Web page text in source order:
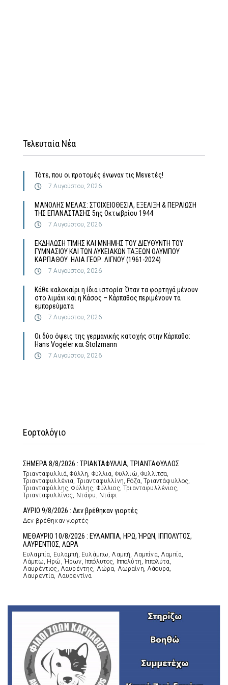
Τελευταία Νέα
Τότε, που οι προτομές ένωναν τις Μενετές!
7 Αυγούστου, 2026
MΑΝΟΛΗΣ ΜΕΛΑΣ: ΣΤΟΙΧΕΙΟΘΕΣΙΑ, ΕΞΕΛΙΞΗ & ΠΕΡΑΙΩΣΗ
ΤΗΣ ΕΠΑΝΑΣΤΑΣΗΣ 5ης Οκτωβρίου 1944
7 Αυγούστου, 2026
ΕΚΔΗΛΩΣΗ ΤΙΜΗΣ ΚΑΙ ΜΝΗΜΗΣ ΤΟΥ ΔΙΕΥΘΥΝΤΗ ΤΟΥ
ΓΥΜΝΑΣΙΟΥ ΚΑΙ ΤΩΝ ΛΥΚΕΙΑΚΩΝ ΤΑΞΕΩΝ ΟΛΥΜΠΟΥ
ΚΑΡΠΑΘΟΥ ΗΛΙΑ ΓΕΩΡ. ΛΙΓΝΟΥ (1961-2024)
7 Αυγούστου, 2026
Κάθε καλοκαίρι η ίδια ιστορία: Όταν τα φορτηγά μένουν
στο λιμάνι και η Κάσος – Κάρπαθος περιμένουν τα
εμπορεύματα
7 Αυγούστου, 2026
Οι δύο όψεις της γερμανικής κατοχής στην Κάρπαθο:
Hans Vogeler και Stolzmann
7 Αυγούστου, 2026
Εορτολόγιο
ΣΗΜΕΡΑ 8/8/2026 : ΤΡΙΑΝΤΑΦΥΛΛΙΑ, ΤΡΙΑΝΤΑΦΥΛΛΟΣ
Τριανταφυλλιά, Φύλλη, Φύλλια, Φυλλιώ, Φυλλίτσα,
Τριανταφυλλένια, Τριανταφυλλίνη, Ρόζα, Τριαντάφυλλος,
Τριανταφύλλης, Φύλλης, Φύλλιος, Τριανταφυλλένιος,
Τριανταφυλλίνος, Ντάφυ, Ντάφι
ΑΥΡΙΟ 9/8/2026 : Δεν βρέθηκαν γιορτές
Δεν βρέθηκαν γιορτές
ΜΕΘΑΥΡΙΟ 10/8/2026 : ΕΥΛΑΜΠΙΑ, ΗΡΩ, ΉΡΩΝ, ΙΠΠΟΛΥΤΟΣ,
ΛΑΥΡΕΝΤΙΟΣ, ΛΩΡΑ
Ευλαμπία, Ευλαμπή, Ευλάμπω, Λαμπή, Λαμπίνα, Λαμπία,
Λάμπω, Ηρώ, Ήρων, Ιππόλυτος, Ιππολύτη, Ιππολύτα,
Λαυρέντιος, Λαυρέντης, Λώρα, Λωραίνη, Λάουρα,
Λαυρεντία, Λαυρεντίνα